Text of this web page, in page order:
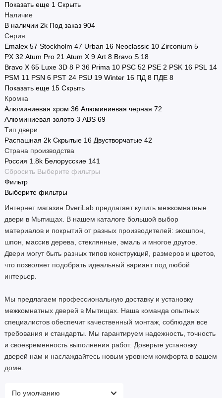
Показать еще 1 Скрыть
Наличие
В наличии 2k Под заказ 904
Серия
Emalex 57 Stockholm 47 Urban 16 Neoclassic 10 Zirconium 5
PX 32 Atum Pro 21 Atum X 9 Art 8 Bravo S 18
Bravo X 65 Luxe 3D 8 P 36 Prima 10 PSC 52 PSE 2 PSK 16 PSL 14
PSM 11 PSN 6 PST 24 PSU 19 Winter 16 ПД 8 ПДЕ 8
Показать еще 15 Скрыть
Кромка
Алюминиевая хром 36 Алюминиевая черная 72
Алюминиевая золото 3 ABS 69
Тип двери
Распашная 2k Скрытые 16 Двустворчатые 42
Страна производства
Россия 1.8k Белорусские 141
Сбросить Выберите фильтры
Фильтр
Выберите фильтры
Интернет магазин DveriLab предлагает купить межкомнатные
двери в Мытищах. В нашем каталоге большой выбор
материалов и покрытий от разных производителей: экошпон,
шпон, массив дерева, стеклянные, эмаль и многое другое.
Двери могут быть разных типов конструкций, размеров и цветов,
что позволяет подобрать идеальный вариант под любой
интерьер.
Мы предлагаем профессиональную доставку и установку
межкомнатных дверей в Мытищах. Наша команда опытных
специалистов обеспечит качественный монтаж, соблюдая все
требования и стандарты. Мы гарантируем надежность, точность
и своевременность выполнения работ. Доверьте установку
дверей нам и наслаждайтесь новым уровнем комфорта в вашем
доме.